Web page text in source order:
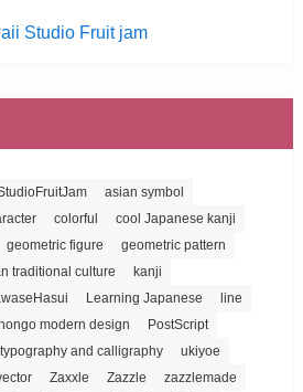
Studio Fruit jam
asian symbol
colorful
cool Japanese kanji
geometric figure
geometric pattern
traditional culture
kanji
Learning Japanese
line
modern design
PostScript
typography and calligraphy
ukiyoe
Zaxxle Zazzle
zazzlemade